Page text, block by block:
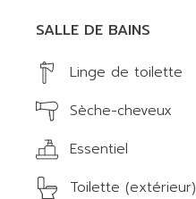
SALLE DE BAINS
Linge de toilette
Sèche-cheveux
Essentiel
Toilette (extérieur)